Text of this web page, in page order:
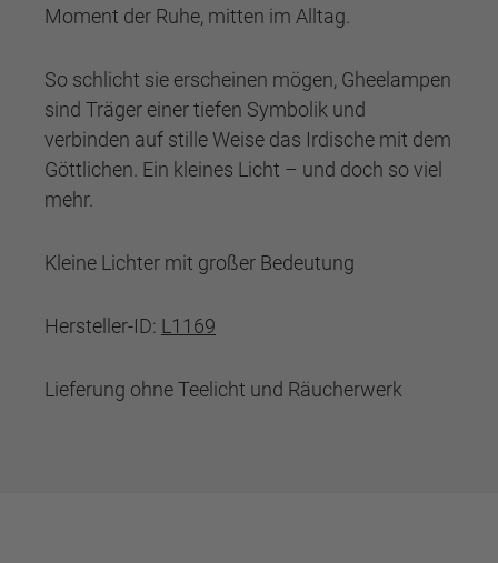
Moment der Ruhe, mitten im Alltag.
So schlicht sie erscheinen mögen, Gheelampen
sind Träger einer tiefen Symbolik und
verbinden auf stille Weise das Irdische mit dem
Göttlichen. Ein kleines Licht – und doch so viel
mehr.
Kleine Lichter mit großer Bedeutung
Hersteller-ID: L1169
Lieferung ohne Teelicht und Räucherwerk